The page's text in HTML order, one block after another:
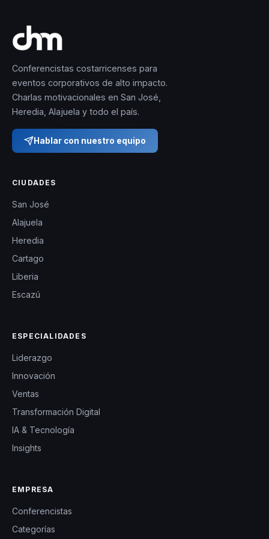
Conferencistas costarricenses para
eventos corporativos de alto impacto.
Charlas motivacionales en San José,
Heredia, Alajuela y todo el país.
Hablar con nuestro equipo
CIUDADES
San José
Alajuela
Heredia
Cartago
Liberia
Escazú
ESPECIALIDADES
Liderazgo
Innovación
Ventas
Transformación Digital
IA & Tecnología
Insights
EMPRESA
Conferencistas
Categorías